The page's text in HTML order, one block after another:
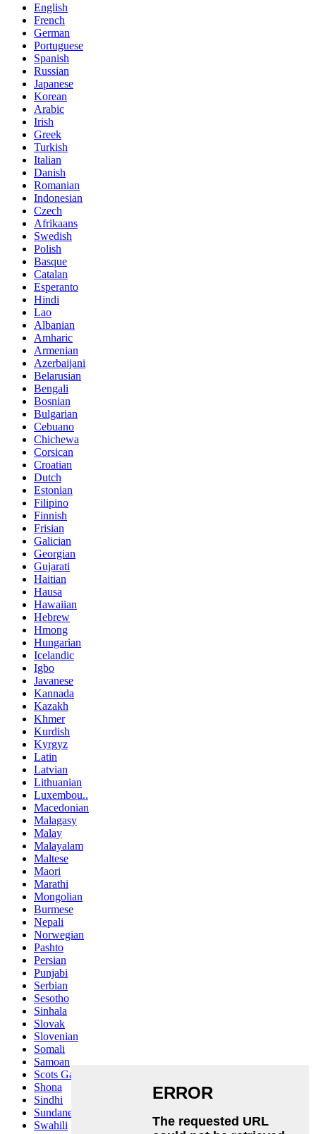
English
French
German
Portuguese
Spanish
Russian
Japanese
Korean
Arabic
Irish
Greek
Turkish
Italian
Danish
Romanian
Indonesian
Czech
Afrikaans
Swedish
Polish
Basque
Catalan
Esperanto
Hindi
Lao
Albanian
Amharic
Armenian
Azerbaijani
Belarusian
Bengali
Bosnian
Bulgarian
Cebuano
Chichewa
Corsican
Croatian
Dutch
Estonian
Filipino
Finnish
Frisian
Galician
Georgian
Gujarati
Haitian
Hausa
Hawaiian
Hebrew
Hmong
Hungarian
Icelandic
Igbo
Javanese
Kannada
Kazakh
Khmer
Kurdish
Kyrgyz
Latin
Latvian
Lithuanian
Luxembou..
Macedonian
Malagasy
Malay
Malayalam
Maltese
Maori
Marathi
Mongolian
Burmese
Nepali
Norwegian
Pashto
Persian
Punjabi
Serbian
Sesotho
Sinhala
Slovak
Slovenian
Somali
Samoan
Scots Gaelic
Shona
Sindhi
Sundanese
Swahili